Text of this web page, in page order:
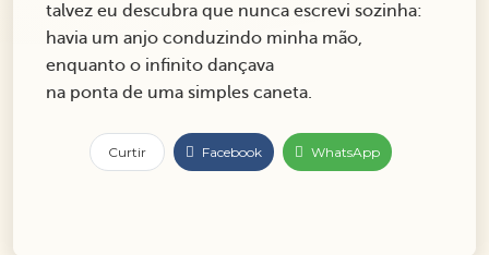
talvez eu descubra que nunca escrevi sozinha:
havia um anjo conduzindo minha mão,
enquanto o infinito dançava
na ponta de uma simples caneta.
Curtir Facebook WhatsApp